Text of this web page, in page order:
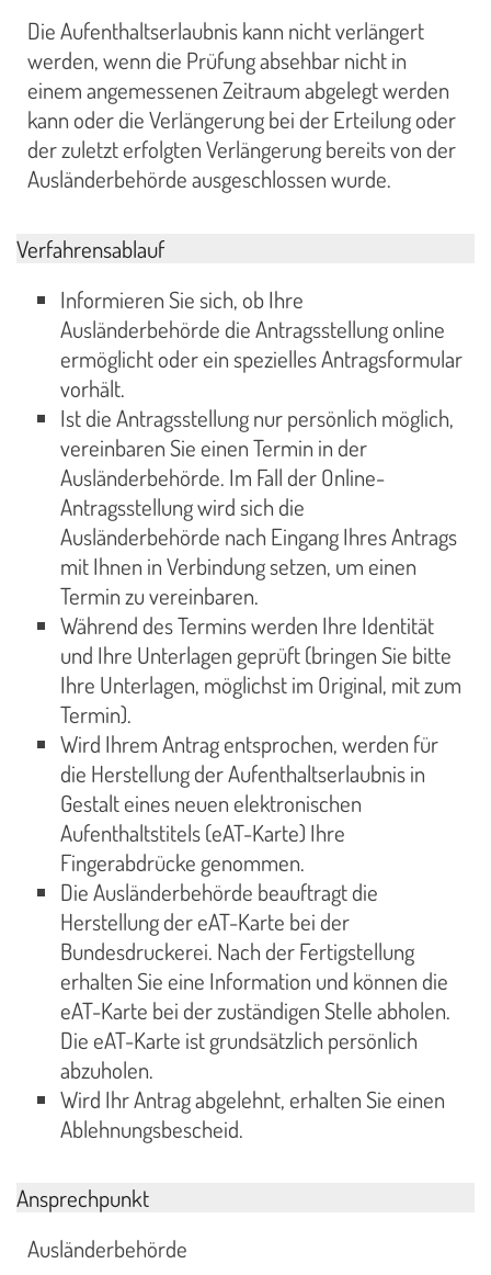
Die Aufenthaltserlaubnis kann nicht verlängert
werden, wenn die Prüfung absehbar nicht in
einem angemessenen Zeitraum abgelegt werden
kann oder die Verlängerung bei der Erteilung oder
der zuletzt erfolgten Verlängerung bereits von der
Ausländerbehörde ausgeschlossen wurde.
Verfahrensablauf
Informieren Sie sich, ob Ihre
Ausländerbehörde die Antragsstellung online
ermöglicht oder ein spezielles Antragsformular
vorhält.
Ist die Antragsstellung nur persönlich möglich,
vereinbaren Sie einen Termin in der
Ausländerbehörde. Im Fall der Online-
Antragsstellung wird sich die
Ausländerbehörde nach Eingang Ihres Antrags
mit Ihnen in Verbindung setzen, um einen
Termin zu vereinbaren.
Während des Termins werden Ihre Identität
und Ihre Unterlagen geprüft (bringen Sie bitte
Ihre Unterlagen, möglichst im Original, mit zum
Termin).
Wird Ihrem Antrag entsprochen, werden für
die Herstellung der Aufenthaltserlaubnis in
Gestalt eines neuen elektronischen
Aufenthaltstitels (eAT-Karte) Ihre
Fingerabdrücke genommen.
Die Ausländerbehörde beauftragt die
Herstellung der eAT-Karte bei der
Bundesdruckerei. Nach der Fertigstellung
erhalten Sie eine Information und können die
eAT-Karte bei der zuständigen Stelle abholen.
Die eAT-Karte ist grundsätzlich persönlich
abzuholen.
Wird Ihr Antrag abgelehnt, erhalten Sie einen
Ablehnungsbescheid.
Ansprechpunkt
Ausländerbehörde